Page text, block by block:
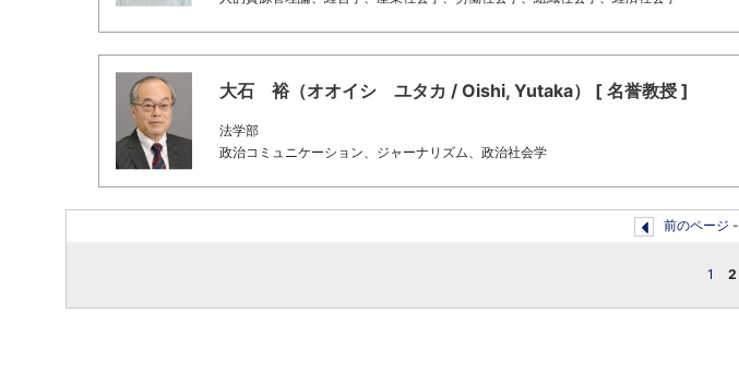
大石 裕（オオイシ ユタカ / Oishi, Yutaka） [ 名誉教授 ]
法学部
政治コミュニケーション、ジャーナリズム、政治社会学
前のページ -
1 2